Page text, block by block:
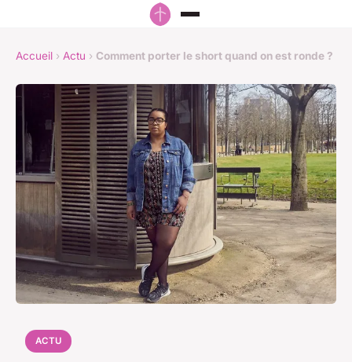
Accueil › Actu › Comment porter le short quand on est ronde ?
ACTU